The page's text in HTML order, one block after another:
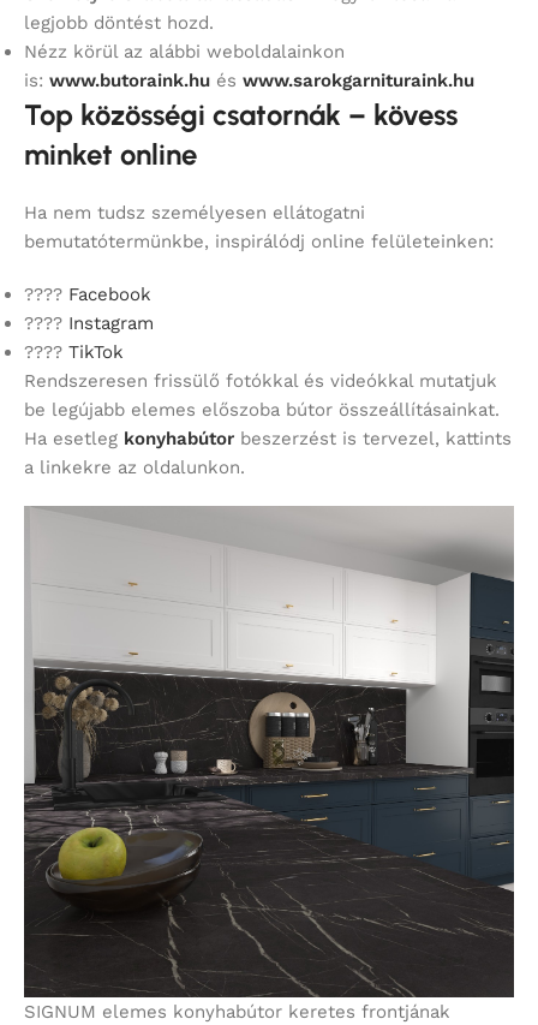
legjobb döntést hozd.
Nézz körül az alábbi weboldalainkon
is: www.butoraink.hu és www.sarokgarnituraink.hu
Top közösségi csatornák – kövess
minket online
Ha nem tudsz személyesen ellátogatni
bemutatótermünkbe, inspirálódj online felületeinken:
???? Facebook
???? Instagram
???? TikTok
Rendszeresen frissülő fotókkal és videókkal mutatjuk
be legújabb elemes előszoba bútor összeállításainkat.
Ha esetleg konyhabútor beszerzést is tervezel, kattints
a linkekre az oldalunkon.
SIGNUM elemes konyhabútor keretes frontjának